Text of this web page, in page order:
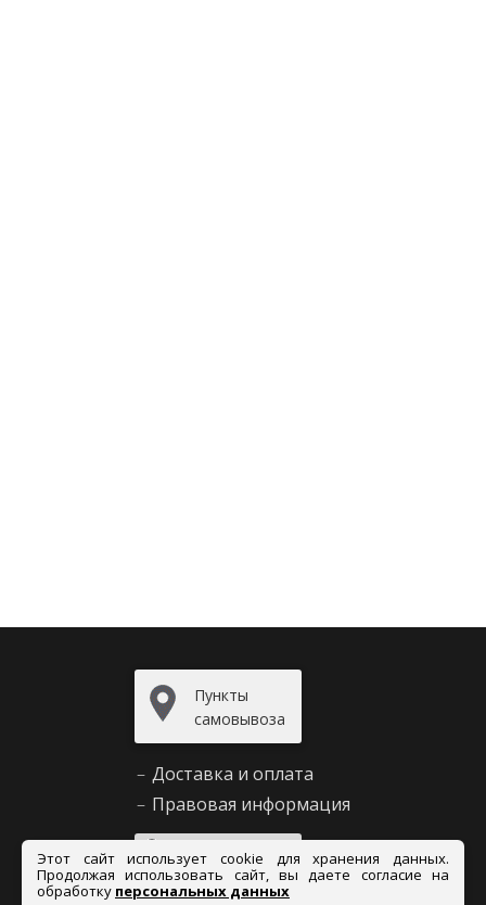
Пункты
самовывоза
– Доставка и оплата
– Правовая информация
вопрос
Этот сайт использует cookie для хранения данных.
Продолжая использовать сайт, вы даете согласие на
обработку персональных данных